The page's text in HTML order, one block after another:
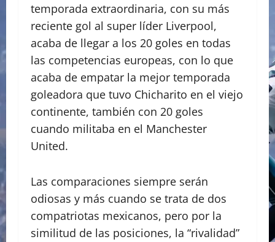
temporada extraordinaria, con su más
reciente gol al super líder Liverpool,
acaba de llegar a los 20 goles en todas
las competencias europeas, con lo que
acaba de empatar la mejor temporada
goleadora que tuvo Chicharito en el viejo
continente, también con 20 goles
cuando militaba en el Manchester
United.
Las comparaciones siempre serán
odiosas y más cuando se trata de dos
compatriotas mexicanos, pero por la
similitud de las posiciones, la “rivalidad”